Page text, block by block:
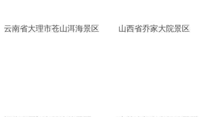
云南省大理市苍山洱海景区 山西省乔家大院景区